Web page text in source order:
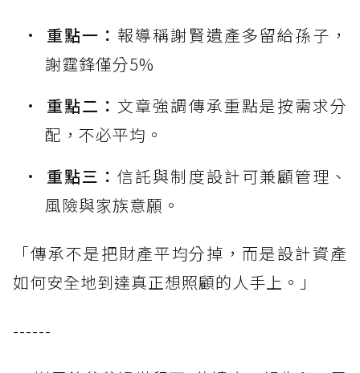
重點一： 報導稱謝賢遺產多留給孫子，
謝霆鋒僅分5%
重點二： 文章強調傳承重點是按需求分
配，不必平均。
重點三：信託與制度設計可兼顧管理、
風險與家族意願。
「傳承不是把財產平均分掉，而是設計資產
如何安全地到達真正想照顧的人手上。」
------